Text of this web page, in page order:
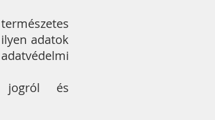
adatok
jogról és